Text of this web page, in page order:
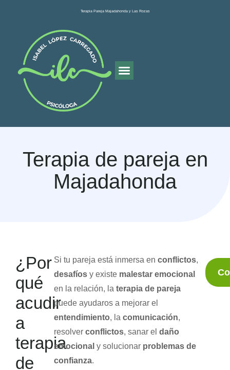
Terapia Pareja Majadahonda y Las Rozas
Terapia de pareja en
Majadahonda
¿Por
qué
acudir
a
terapia
de
Si tu pareja está inmersa enconflictos,
desafíos y existe malestar emocional
en la relación, laterapia de pareja
puede ayudaros a mejorar el
entendimiento, lacomunicación,
resolverconflictos, sanar eldaño
emocional y solucionar problemas de
confianza.